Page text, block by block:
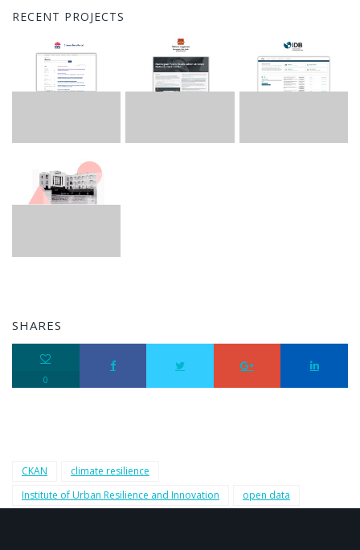
RECENT PROJECTS
SHARES
0
CKAN
climate resilience
Institute of Urban Resilience and Innovation
open data